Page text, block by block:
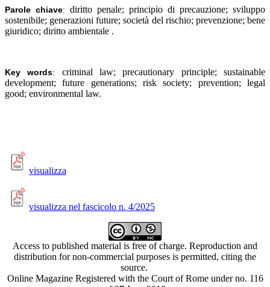
Parole chiave: diritto penale; principio di precauzione; sviluppo
sostenibile; generazioni future; società del rischio; prevenzione; bene
giuridico; diritto ambientale .
Key words: criminal law; precautionary principle; sustainable
development; future generations; risk society; prevention; legal
good; environmental law.
visualizza
visualizza nel fascicolo n. 4/2025
Access to published material is free of charge. Reproduction and
distribution for non-commercial purposes is permitted, citing the
source.
Online Magazine Registered with the Court of Rome under no. 116